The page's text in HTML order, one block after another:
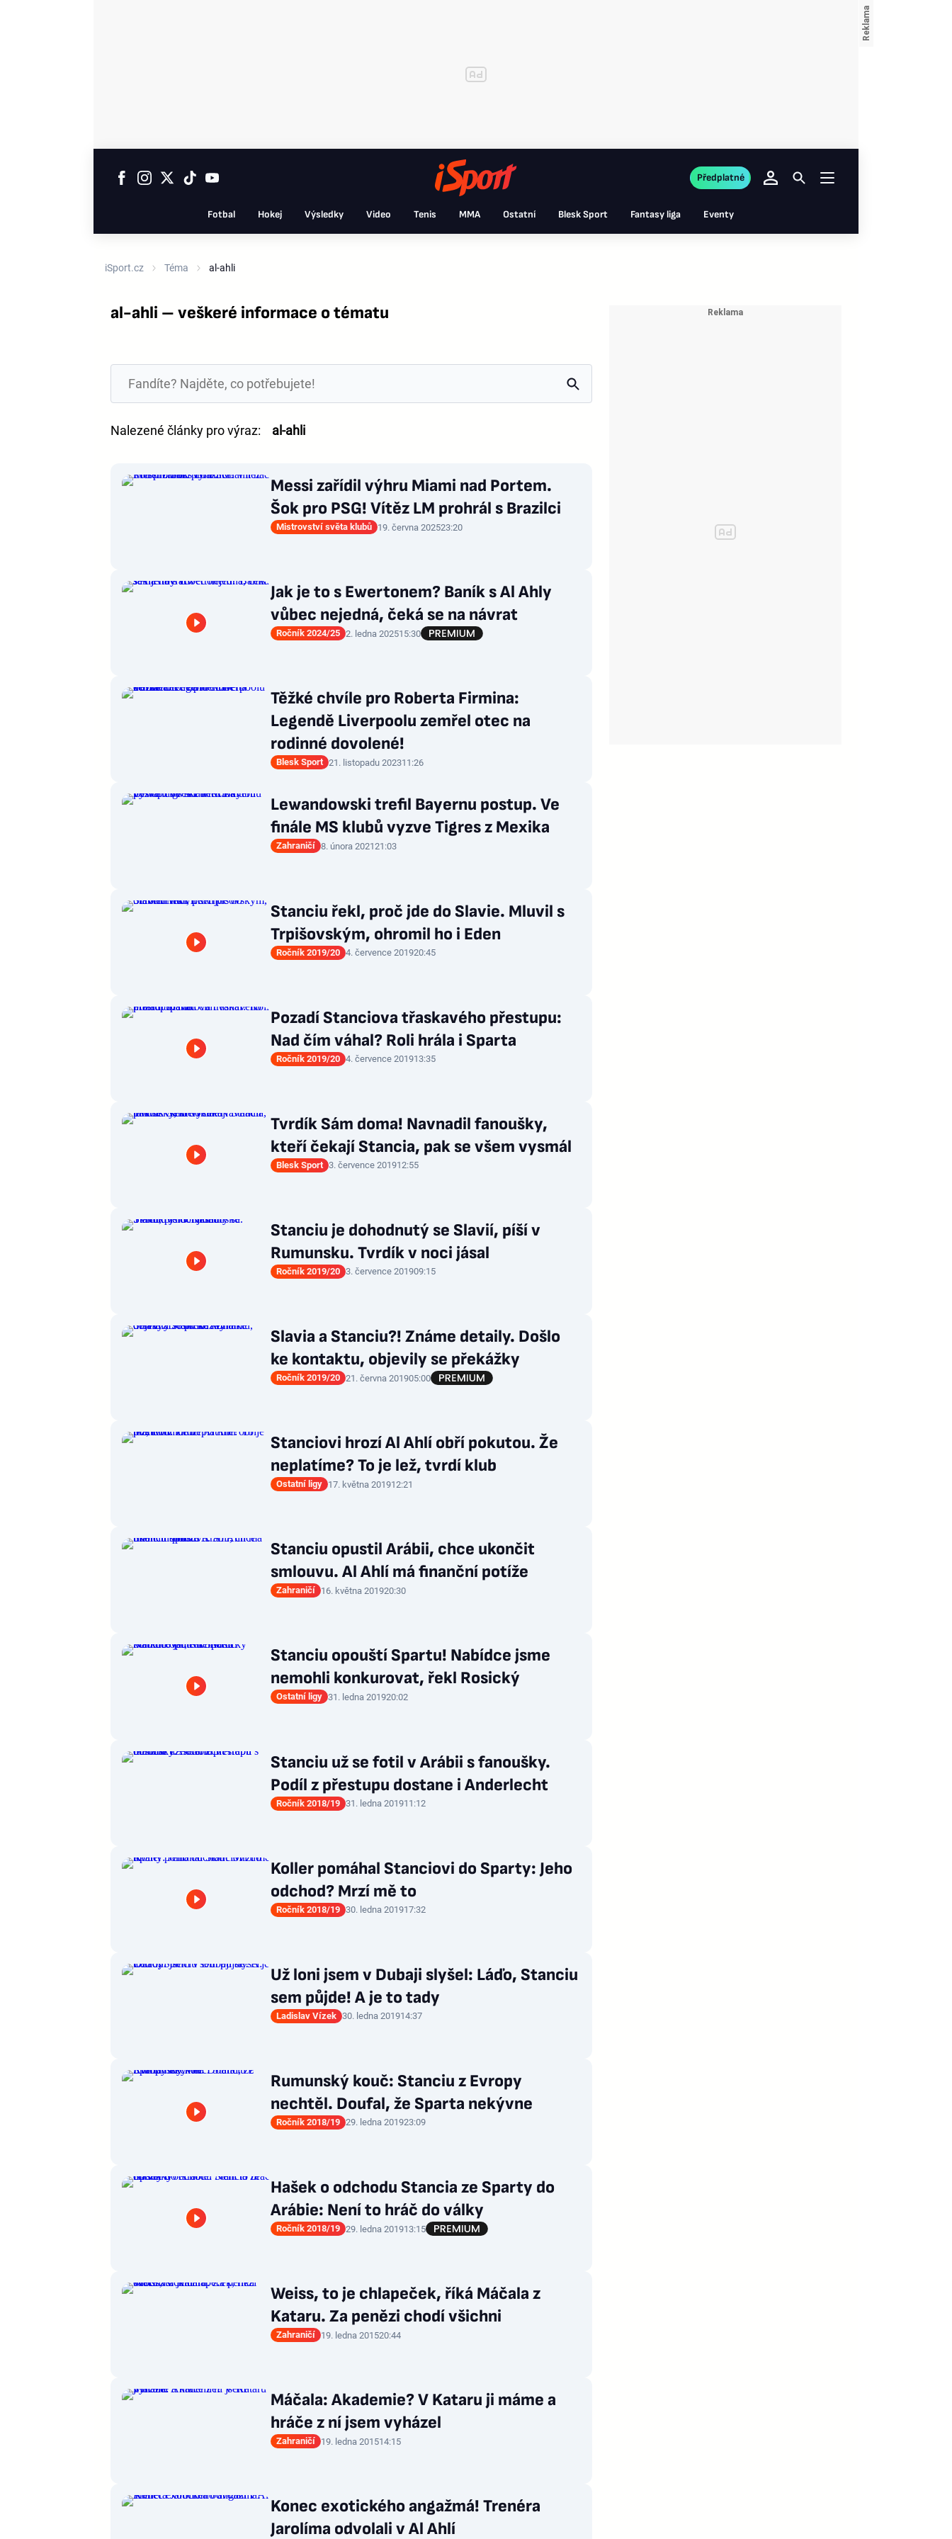
Fotbal Hokej Výsledky Video Tenis MMA Ostatní Blesk Sport Fantasy liga Eventy
Předplatné
iSport.cz Téma al-ahli
al-ahli – veškeré informace o tématu
Nalezené články pro výraz: al-ahli
Messi zařídil výhru Miami nad Portem.
Šok pro PSG! Vítěz LM prohrál s Brazilci
Mistrovství světa klubů 19. června 202523:20
Jak je to s Ewertonem? Baník s Al Ahly
vůbec nejedná, čeká se na návrat
Ročník 2024/25 2. ledna 202515:30
Těžké chvíle pro Roberta Firmina:
Legendě Liverpoolu zemřel otec na
rodinné dovolené!
Blesk Sport 21. listopadu 202311:26
Lewandowski trefil Bayernu postup. Ve
finále MS klubů vyzve Tigres z Mexika
Zahraničí 8. února 202121:03
Stanciu řekl, proč jde do Slavie. Mluvil s
Trpišovským, ohromil ho i Eden
Ročník 2019/20 4. července 201920:45
Pozadí Stanciova třaskavého přestupu:
Nad čím váhal? Roli hrála i Sparta
Ročník 2019/20 4. července 201913:35
Tvrdík Sám doma! Navnadil fanoušky,
kteří čekají Stancia, pak se všem vysmál
Blesk Sport 3. července 201912:55
Stanciu je dohodnutý se Slavií, píší v
Rumunsku. Tvrdík v noci jásal
Ročník 2019/20 3. července 201909:15
Slavia a Stanciu?! Známe detaily. Došlo
ke kontaktu, objevily se překážky
Ročník 2019/20 21. června 201905:00
Stanciovi hrozí Al Ahlí obří pokutou. Že
neplatíme? To je lež, tvrdí klub
Ostatní ligy 17. května 201912:21
Stanciu opustil Arábii, chce ukončit
smlouvu. Al Ahlí má finanční potíže
Zahraničí 16. května 201920:30
Stanciu opouští Spartu! Nabídce jsme
nemohli konkurovat, řekl Rosický
Ostatní ligy 31. ledna 201920:02
Stanciu už se fotil v Arábii s fanoušky.
Podíl z přestupu dostane i Anderlecht
Ročník 2018/19 31. ledna 201911:12
Koller pomáhal Stanciovi do Sparty: Jeho
odchod? Mrzí mě to
Ročník 2018/19 30. ledna 201917:32
Už loni jsem v Dubaji slyšel: Láďo, Stanciu
sem půjde! A je to tady
Ladislav Vízek 30. ledna 201914:37
Rumunský kouč: Stanciu z Evropy
nechtěl. Doufal, že Sparta nekývne
Ročník 2018/19 29. ledna 201923:09
Hašek o odchodu Stancia ze Sparty do
Arábie: Není to hráč do války
Ročník 2018/19 29. ledna 201913:15
Weiss, to je chlapeček, říká Máčala z
Kataru. Za penězi chodí všichni
Zahraničí 19. ledna 201520:44
Máčala: Akademie? V Kataru ji máme a
hráče z ní jsem vyházel
Zahraničí 19. ledna 201514:15
Konec exotického angažmá! Trenéra
Jarolíma odvolali v Al Ahlí